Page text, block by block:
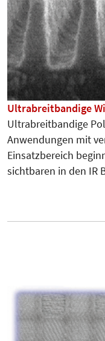
Ultrabreitbandige
Ultrabreitbandige
Anwendungen mit
Einsatzbereich
sichtbaren in den IR